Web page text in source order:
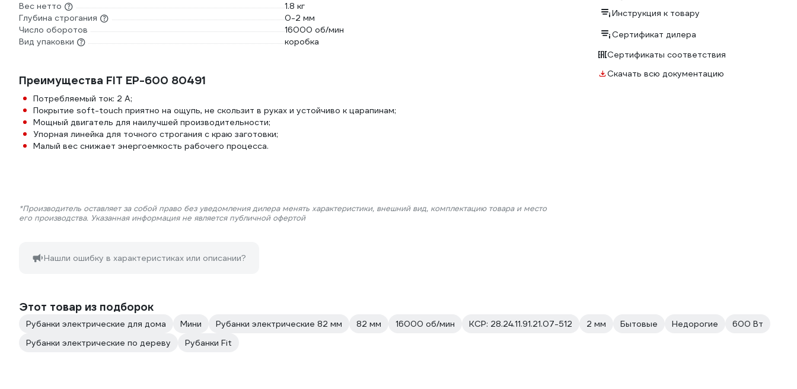
Вес нетто
1.8 кг
Глубина строгания
0-2 мм
Число оборотов
16000 об/мин
Вид упаковки
коробка
Преимущества FIT EP-600 80491
Потребляемый ток: 2 А;
Покрытие soft-touch приятно на ощупь, не скользит в руках и устойчиво к царапинам;
Мощный двигатель для наилучшей производительности;
Упорная линейка для точного строгания с краю заготовки;
Малый вес снижает энергоемкость рабочего процесса.
*Производитель оставляет за собой право без уведомления дилера менять характеристики, внешний вид, комплектацию товара и место
его производства. Указанная информация не является публичной офертой
Нашли ошибку в характеристиках или описании?
Инструкция к товару
Сертификат дилера
Сертификаты соответствия
Скачать всю документацию
Этот товар из подборок
Рубанки электрические для дома Мини Рубанки электрические 82 мм 82 мм 16000 об/мин КСР: 28.24.11.91.21.07-512 2 мм Бытовые Недорогие
600 Вт
Рубанки электрические по дереву
Рубанки Fit